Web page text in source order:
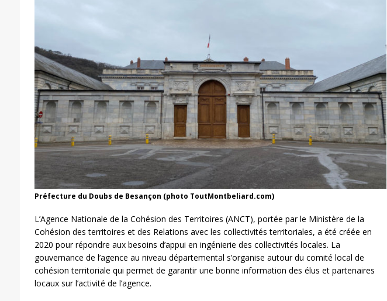
Préfecture du Doubs de Besançon (photo ToutMontbeliard.com)
L’Agence Nationale de la Cohésion des Territoires (ANCT), portée par le Ministère de la
Cohésion des territoires et des Relations avec les collectivités territoriales, a été créée en
2020 pour répondre aux besoins d’appui en ingénierie des collectivités locales. La
gouvernance de l’agence au niveau départemental s’organise autour du comité local de
cohésion territoriale qui permet de garantir une bonne information des élus et partenaires
locaux sur l’activité de l’agence.